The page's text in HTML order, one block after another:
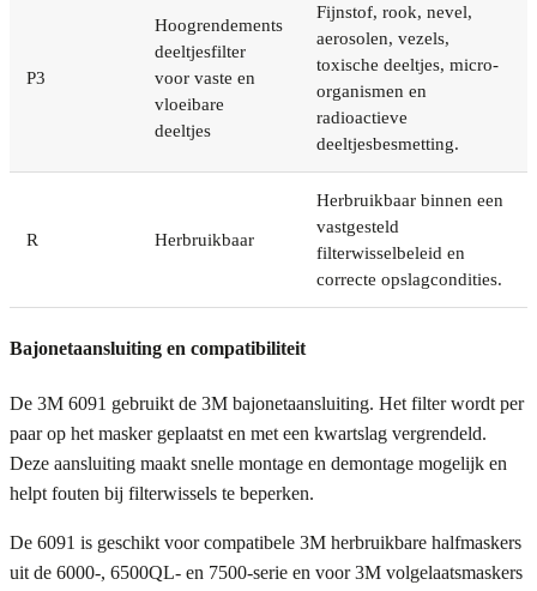
P3
Hoogrendements
deeltjesfilter
voor vaste en
vloeibare
deeltjes
Fijnstof, rook, nevel,
aerosolen, vezels,
toxische deeltjes, micro-
organismen en
radioactieve
deeltjesbesmetting.
R Herbruikbaar
Herbruikbaar binnen een
vastgesteld
filterwisselbeleid en
correcte opslagcondities.
Bajonetaansluiting en compatibiliteit
De 3M 6091 gebruikt de 3M bajonetaansluiting. Het filter wordt per
paar op het masker geplaatst en met een kwartslag vergrendeld.
Deze aansluiting maakt snelle montage en demontage mogelijk en
helpt fouten bij filterwissels te beperken.
De 6091 is geschikt voor compatibele 3M herbruikbare halfmaskers
uit de 6000-, 6500QL- en 7500-serie en voor 3M volgelaatsmaskers